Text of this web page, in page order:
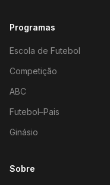
Programas
Escola de Futebol
Competição
ABC
Futebol–Pais
Ginásio
Sobre